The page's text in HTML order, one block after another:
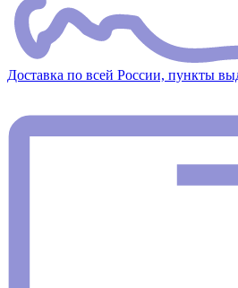
Доставка по всей России, пункты